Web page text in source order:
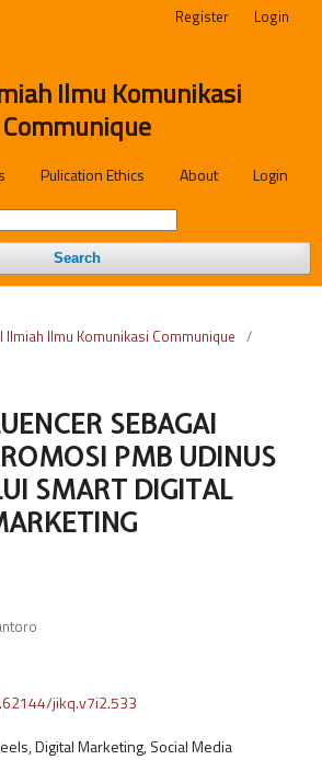
Ilmu Komunikasi
Communique
Pulication Ethics About Login
Search
Register Login
Ilmiah Ilmu Komunikasi Communique /
SEBAGAI
PMB UDINUS
SMART DIGITAL
jikq.v7i2.533
Digital Marketing, Social Media